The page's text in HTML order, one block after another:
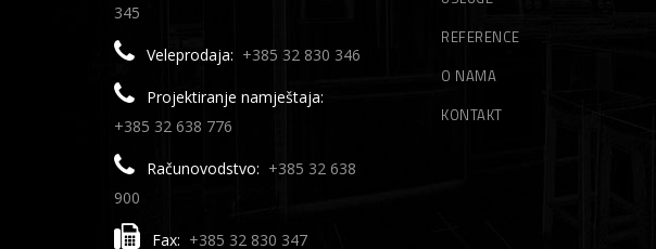
345
Veleprodaja: +385 32 830 346
Projektiranje namještaja:
+385 32 638 776
Računovodstvo: +385 32 638
900
Fax: +385 32 830 347
REFERENCE
O NAMA
KONTAKT